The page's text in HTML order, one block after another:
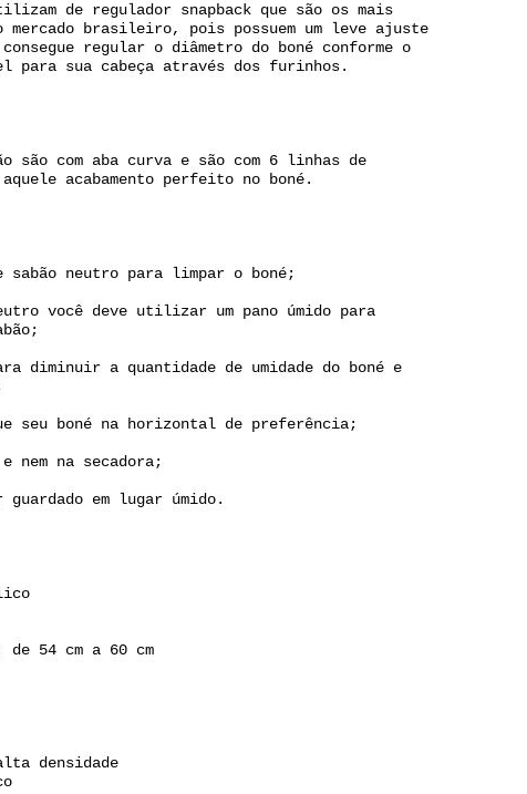
de regulador snapback que são os mais
mercado brasileiro, pois possuem um leve ajuste
regular o diâmetro do boné conforme o
para sua cabeça através dos furinhos.
são com aba curva e são com 6 linhas de
acabamento perfeito no boné.
sabão neutro para limpar o boné;
você deve utilizar um pano úmido para
diminuir a quantidade de umidade do boné e
seu boné na horizontal de preferência;
nem na secadora;
guardado em lugar úmido.
de 54 cm a 60 cm
densidade